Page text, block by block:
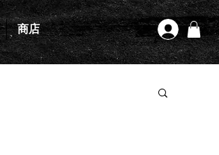
商店 登入